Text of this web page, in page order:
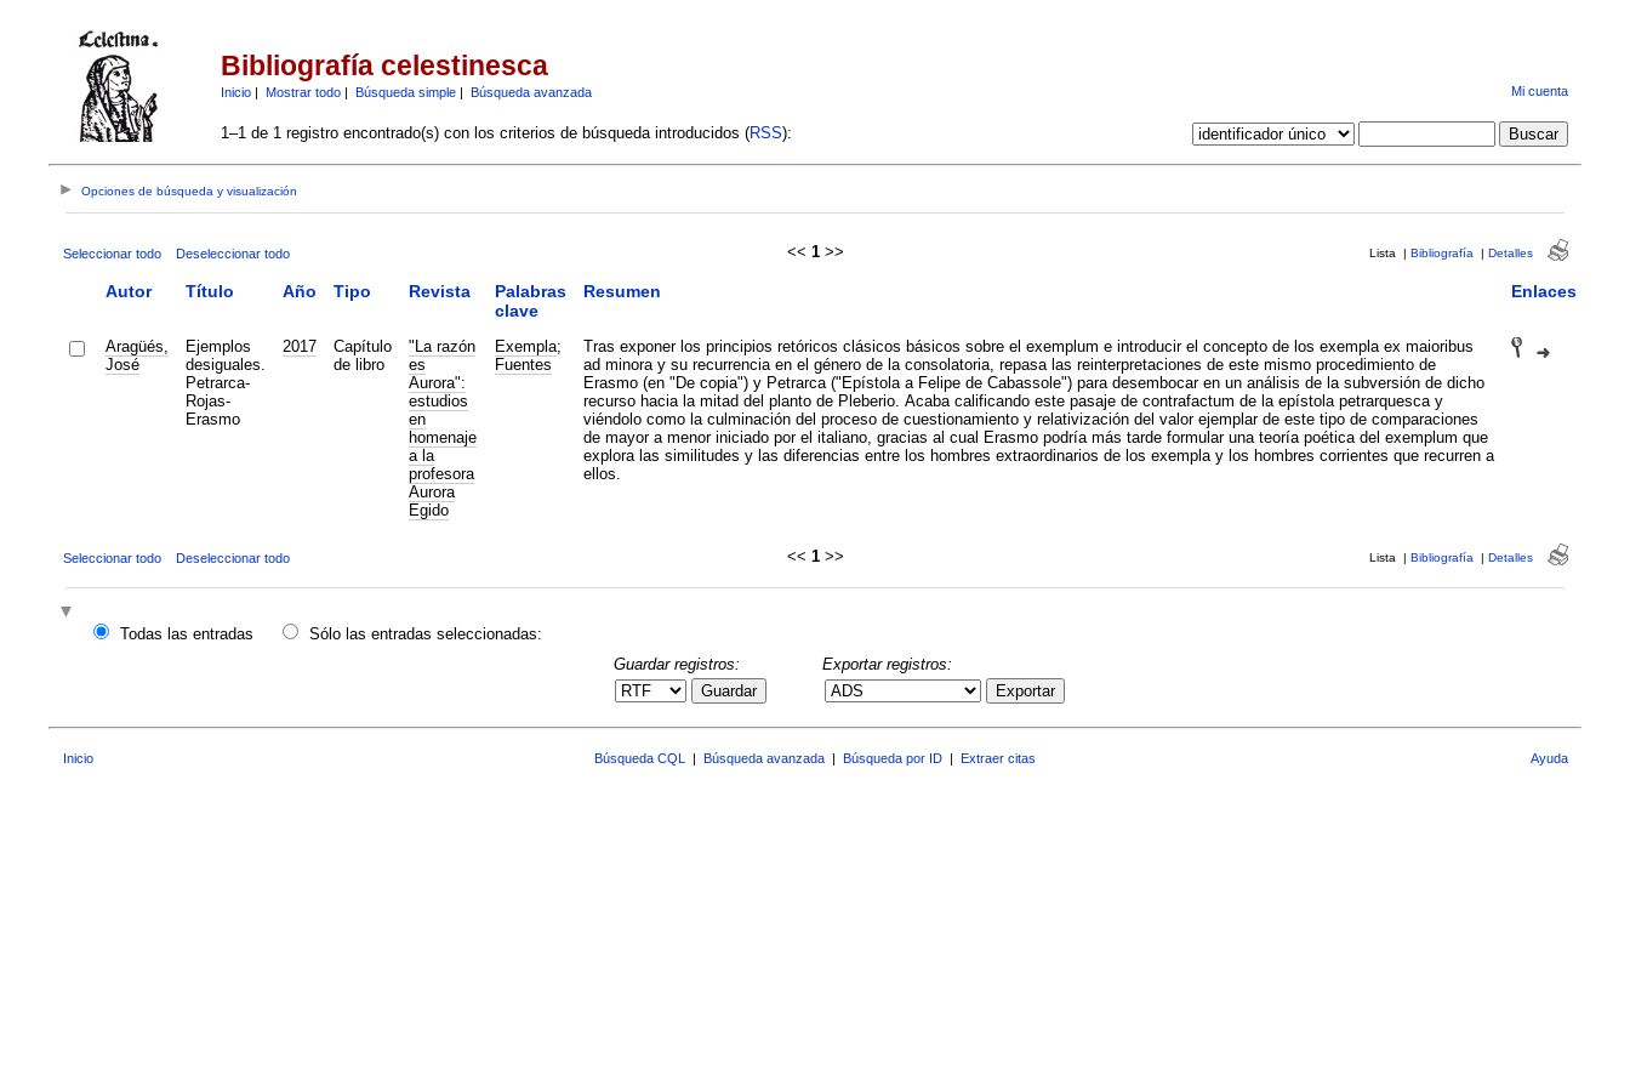
Bibliografía celestinesca
Inicio| Mostrar todo| Búsqueda simple| Búsqueda avanzada Mi cuenta
1–1 de 1 registro encontrado(s) con los criterios de búsqueda introducidos (RSS):
Opciones de búsqueda y visualización
Seleccionar todo Deseleccionar todo << 1 >> Lista | Bibliografía | Detalles
Autor Título Año Tipo Revista
Palabras
clave
Resumen Enlaces
Aragüés,
José
Ejemplos
desiguales.
Petrarca-
Rojas-
Erasmo
2017
Capítulo
de libro
"La razón
es
Aurora":
estudios
en
homenaje
a la
profesora
Aurora
Egido
Exempla;
Fuentes
Tras exponer los principios retóricos clásicos básicos sobre el exemplum e introducir el concepto de los exempla ex maioribus
ad minora y su recurrencia en el género de la consolatoria, repasa las reinterpretaciones de este mismo procedimiento de
Erasmo (en "De copia") y Petrarca ("Epístola a Felipe de Cabassole") para desembocar en un análisis de la subversión de dicho
recurso hacia la mitad del planto de Pleberio. Acaba calificando este pasaje de contrafactum de la epístola petrarquesca y
viéndolo como la culminación del proceso de cuestionamiento y relativización del valor ejemplar de este tipo de comparaciones
de mayor a menor iniciado por el italiano, gracias al cual Erasmo podría más tarde formular una teoría poética del exemplum que
explora las similitudes y las diferencias entre los hombres extraordinarios de los exempla y los hombres corrientes que recurren a
ellos.
Seleccionar todo Deseleccionar todo << 1 >> Lista | Bibliografía | Detalles
Todas las entradas
Sólo las entradas seleccionadas:
Guardar registros:
Guardar
Exportar registros:
Exportar
Inicio Búsqueda CQL Búsqueda avanzada Búsqueda por ID Extraer citas Ayuda